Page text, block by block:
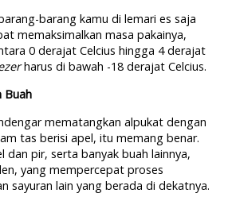
barang kamu di lemari es saja
memaksimalkan masa pakainya,
0 derajat Celcius hingga 4 derajat
harus di bawah -18 derajat Celcius.
Buah
mematangkan alpukat dengan
tas berisi apel, itu memang benar.
dan pir, serta banyak buah lainnya,
yang mempercepat proses
sayuran lain yang berada di dekatnya.